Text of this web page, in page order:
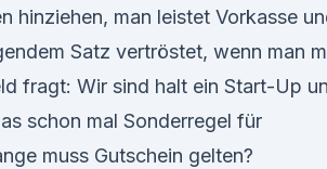
hinziehen, man leistet Vorkasse
Satz vertröstet, wenn man
fragt: Wir sind halt ein Start-Up
schon mal Sonderregel für
muss Gutschein gelten?